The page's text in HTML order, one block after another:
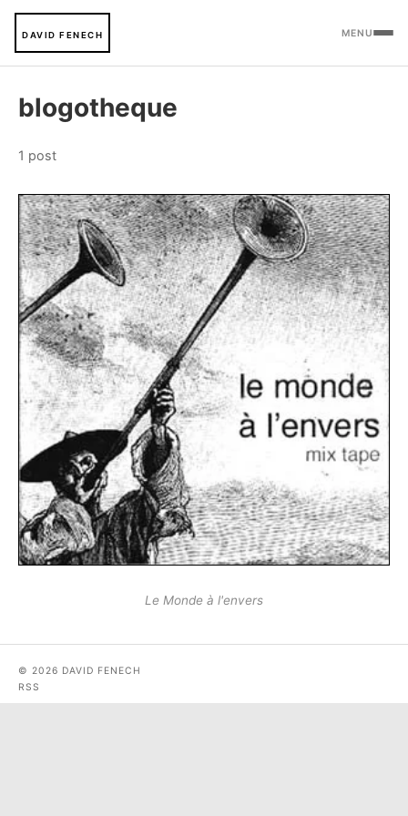
DAVID FENECH MENU
blogotheque
1 post
Le Monde à l'envers
© 2026 DAVID FENECH
RSS